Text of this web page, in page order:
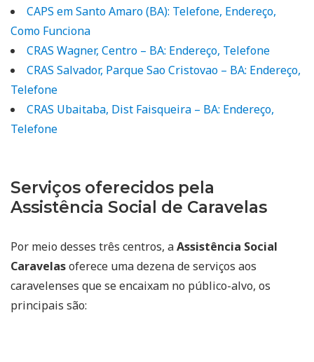
CAPS em Santo Amaro (BA): Telefone, Endereço,
Como Funciona
CRAS Wagner, Centro – BA: Endereço, Telefone
CRAS Salvador, Parque Sao Cristovao – BA: Endereço,
Telefone
CRAS Ubaitaba, Dist Faisqueira – BA: Endereço,
Telefone
Serviços oferecidos pela
Assistência Social de Caravelas
Por meio desses três centros, aAssistência Social
Caravelasoferece uma dezena de serviços aos
caravelenses que se encaixam no público-alvo, os
principais são: